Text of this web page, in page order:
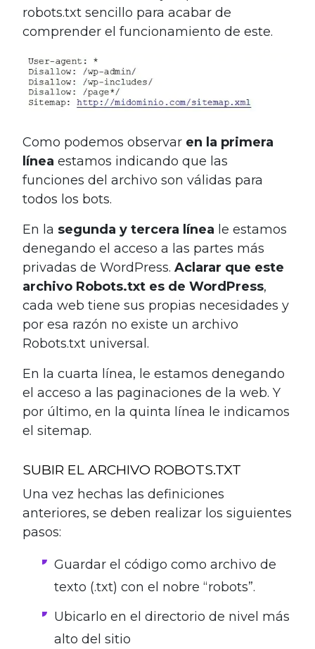
robots.txt sencillo para acabar de
comprender el funcionamiento de este.
Como podemos observar en la primera
línea estamos indicando que las
funciones del archivo son válidas para
todos los bots.
En la segunda y tercera línea le estamos
denegando el acceso a las partes más
privadas de WordPress. Aclarar que este
archivo Robots.txt es de WordPress,
cada web tiene sus propias necesidades y
por esa razón no existe un archivo
Robots.txt universal.
En la cuarta línea, le estamos denegando
el acceso a las paginaciones de la web. Y
por último, en la quinta línea le indicamos
el sitemap.
SUBIR EL ARCHIVO ROBOTS.TXT
Una vez hechas las definiciones
anteriores, se deben realizar los siguientes
pasos:
Guardar el código como archivo de
texto (.txt) con el nobre “robots”.
Ubicarlo en el directorio de nivel más
alto del sitio